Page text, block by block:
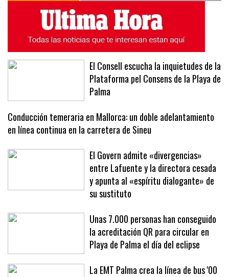
ÚLTIMAS NOTICIAS MÁS LEÍDAS
El Consell escucha la inquietudes de la
Plataforma pel Consens de la Playa de
Palma
Conducción temeraria en Mallorca: un doble adelantamiento
en línea continua en la carretera de Sineu
El Govern admite «divergencias»
entre Lafuente y la directora cesada
y apunta al «espíritu dialogante» de
su sustituto
Unas 7.000 personas han conseguido
la acreditación QR para circular en
Playa de Palma el día del eclipse